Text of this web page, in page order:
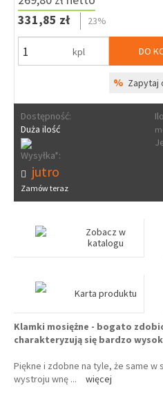
331,85 zł
23%
kpl DO
% Zapytaj
Dostępność:
Duża ilość
Wysyłka*:
jutro
Zamów teraz
Zobacz w
katalogu
Karta produktu
Klamki mosiężne - bogato
charakteryzują się bardzo
Piękne i zdobne na tyle, że same
wystroju wnę ... więcej